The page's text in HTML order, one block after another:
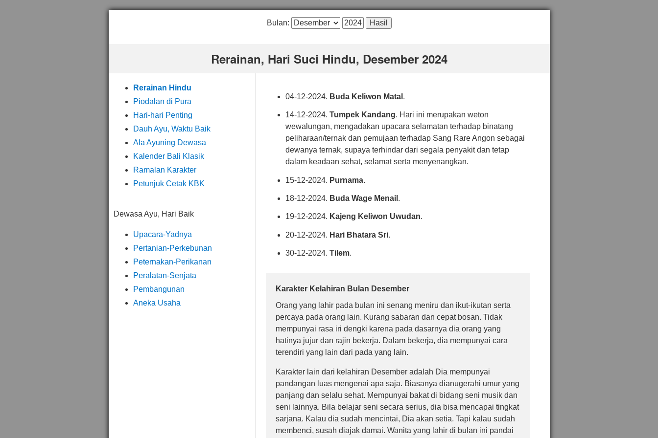
Bulan:
Rerainan, Hari Suci Hindu, Desember 2024
Rerainan Hindu
Piodalan di Pura
Hari-hari Penting
Dauh Ayu, Waktu Baik
Ala Ayuning Dewasa
Kalender Bali Klasik
Ramalan Karakter
Petunjuk Cetak KBK
Dewasa Ayu, Hari Baik
Upacara-Yadnya
Pertanian-Perkebunan
Peternakan-Perikanan
Peralatan-Senjata
Pembangunan
Aneka Usaha
04-12-2024. Buda Keliwon Matal .
14-12-2024. Tumpek Kandang. Hari ini merupakan weton
wewalungan, mengadakan upacara selamatan terhadap binatang
peliharaan/ternak dan pemujaan terhadap Sang Rare Angon sebagai
dewanya ternak, supaya terhindar dari segala penyakit dan tetap
dalam keadaan sehat, selamat serta menyenangkan.
15-12-2024. Purnama.
18-12-2024. Buda Wage Menail .
19-12-2024. Kajeng Keliwon Uwudan.
20-12-2024. Hari Bhatara Sri.
30-12-2024. Tilem.
Karakter Kelahiran Bulan Desember
Orang yang lahir pada bulan ini senang meniru dan ikut-ikutan serta
percaya pada orang lain. Kurang sabaran dan cepat bosan. Tidak
mempunyai rasa iri dengki karena pada dasarnya dia orang yang
hatinya jujur dan rajin bekerja. Dalam bekerja, dia mempunyai cara
terendiri yang lain dari pada yang lain.
Karakter lain dari kelahiran Desember adalah Dia mempunyai
pandangan luas mengenai apa saja. Biasanya dianugerahi umur yang
panjang dan selalu sehat. Mempunyai bakat di bidang seni musik dan
seni lainnya. Bila belajar seni secara serius, dia bisa mencapai tingkat
sarjana. Kalau dia sudah mencintai, Dia akan setia. Tapi kalau sudah
membenci, susah diajak damai. Wanita yang lahir di bulan ini pandai